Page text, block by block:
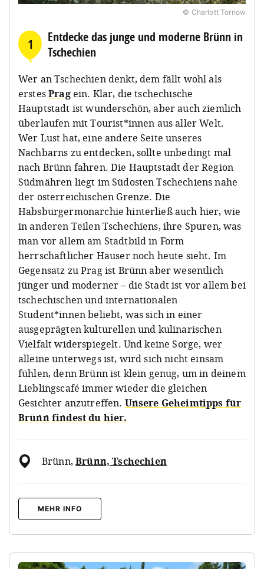
© Charlott Tornow
1
Entdecke das junge und moderne Brünn in
Tschechien
Wer an Tschechien denkt, dem fällt wohl als
erstesPragein. Klar, die tschechische
Hauptstadt ist wunderschön, aber auch ziemlich
überlaufen mit Tourist*innen aus aller Welt.
Wer Lust hat, eine andere Seite unseres
Nachbarns zu entdecken, sollte unbedingt mal
nach Brünn fahren. Die Hauptstadt der Region
Südmähren liegt im Südosten Tschechiens nahe
der österreichischen Grenze. Die
Habsburgermonarchie hinterließ auch hier, wie
in anderen Teilen Tschechiens, ihre Spuren, was
man vor allem am Stadtbild in Form
herrschaftlicher Häuser noch heute sieht. Im
Gegensatz zu Prag ist Brünn aber wesentlich
jünger und moderner – die Stadt ist vor allem bei
tschechischen und internationalen
Student*innen beliebt, was sich in einer
ausgeprägten kulturellen und kulinarischen
Vielfalt widerspiegelt. Und keine Sorge, wer
alleine unterwegs ist, wird sich nicht einsam
fühlen, denn Brünn ist klein genug, um in deinem
Lieblingscafé immer wieder die gleichen
Gesichter anzutreffen. Unsere Geheimtipps für
Brünn findest du hier.
Brünn,Brünn, Tschechien
MEHR INFO